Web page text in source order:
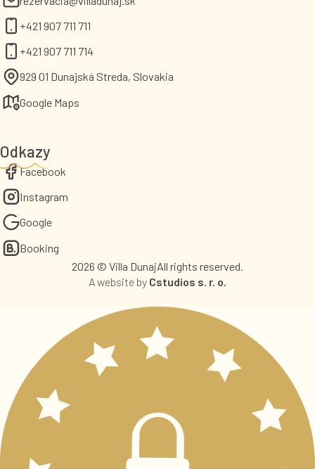
+421 907 711 711
+421 907 711 714
929 01 Dunajská Streda, Slovakia
Google Maps
Odkazy
Facebook
Instagram
Google
Booking
2026 © Villa DunajAll rights reserved.
A website by Cstudios s. r. o.